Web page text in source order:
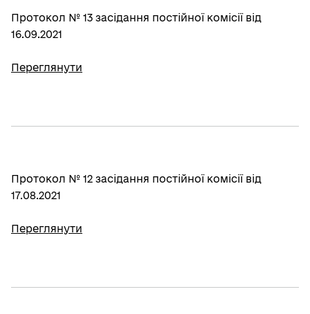
Протокол № 13 засідання постійної комісії від
16.09.2021
Переглянути
Протокол № 12 засідання постійної комісії від
17.08.2021
Переглянути